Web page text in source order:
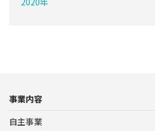
事業内容
自主事業